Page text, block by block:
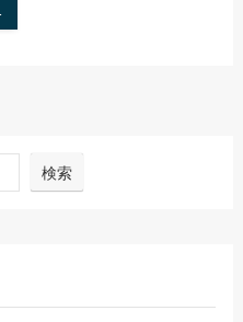
検索